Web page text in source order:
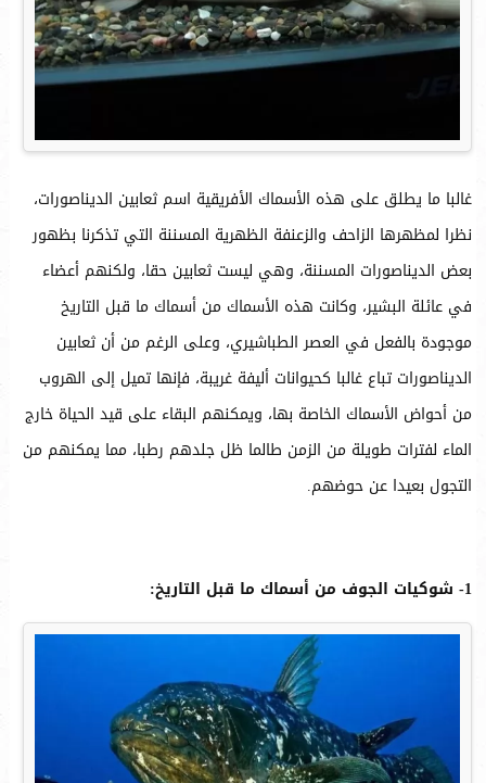
غالبا ما يطلق على هذه الأسماك الأفريقية اسم ثعابين الديناصورات،
نظرا لمظهرها الزاحف والزعنفة الظهرية المسننة التي تذكرنا بظهور
بعض الديناصورات المسننة، وهي ليست ثعابين حقا، ولكنهم أعضاء
في عائلة البشير، وكانت هذه الأسماك من أسماك ما قبل التاريخ
موجودة بالفعل في العصر الطباشيري، وعلى الرغم من أن ثعابين
الديناصورات تباع غالبا كحيوانات أليفة غريبة، فإنها تميل إلى الهروب
من أحواض الأسماك الخاصة بها، ويمكنهم البقاء على قيد الحياة خارج
الماء لفترات طويلة من الزمن طالما ظل جلدهم رطبا، مما يمكنهم من
التجول بعيدا عن حوضهم.
1- شوكيات الجوف من أسماك ما قبل التاريخ: